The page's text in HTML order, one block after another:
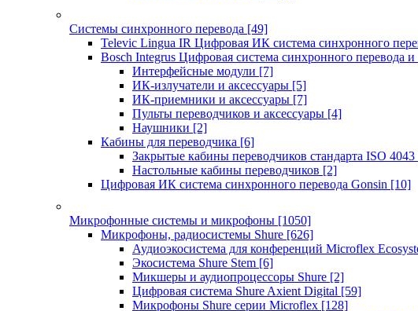
Системы синхронного перевода [49]
Televic Lingua IR Цифровая ИК система синхронного
Bosch Integrus Цифровая система синхронного перевода и
Интерфейсные модули [7]
ИК-излучатели и аксессуары [5]
ИК-приемники и аксессуары [7]
Пульты переводчиков и аксессуары [4]
Наушники [2]
Кабины для переводчика [6]
Закрытые кабины переводчиков стандарта ISO 4043
Настольные кабины переводчиков [2]
Цифровая ИК система синхронного перевода Gonsin [10]
Микрофонные системы и микрофоны [1050]
Микрофоны, радиосистемы Shure [626]
Аудиоэкосистема для конференций Microflex
Экосистема Shure Stem [6]
Микшеры и аудиопроцессоры Shure [2]
Цифровая система Shure Axient Digital [59]
Микрофоны Shure серии Microflex [128]